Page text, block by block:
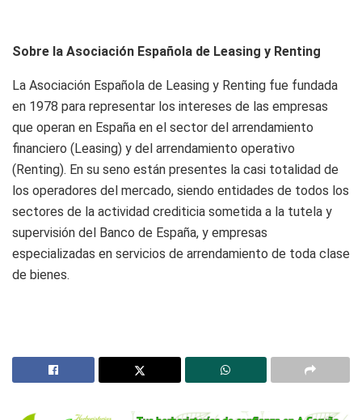
Sobre la Asociación Española de Leasing y Renting
La Asociación Española de Leasing y Renting fue fundada
en 1978 para representar los intereses de las empresas
que operan en España en el sector del arrendamiento
financiero (Leasing) y del arrendamiento operativo
(Renting). En su seno están presentes la casi totalidad de
los operadores del mercado, siendo entidades de todos los
sectores de la actividad crediticia sometida a la tutela y
supervisión del Banco de España, y empresas
especializadas en servicios de arrendamiento de toda clase
de bienes.